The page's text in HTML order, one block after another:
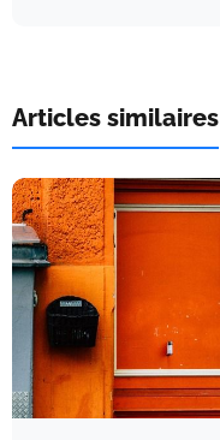
Articles similaires